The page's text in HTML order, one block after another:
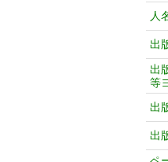
人
出
出
等
出
出